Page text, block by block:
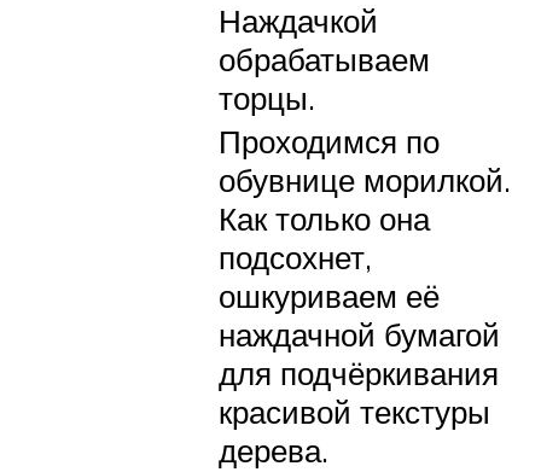
Наждачкой
обрабатываем
торцы.
Проходимся по
обувнице морилкой.
Как только она
подсохнет,
ошкуриваем её
наждачной бумагой
для подчёркивания
красивой текстуры
дерева.